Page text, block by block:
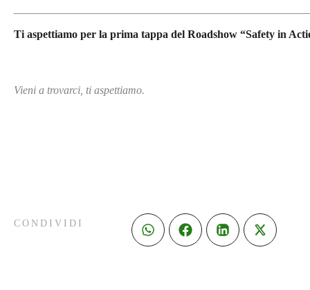
CONDIVIDI
Ti aspettiamo per la prima tappa del Roadshow “Safety in
Vieni a trovarci, ti aspettiamo.